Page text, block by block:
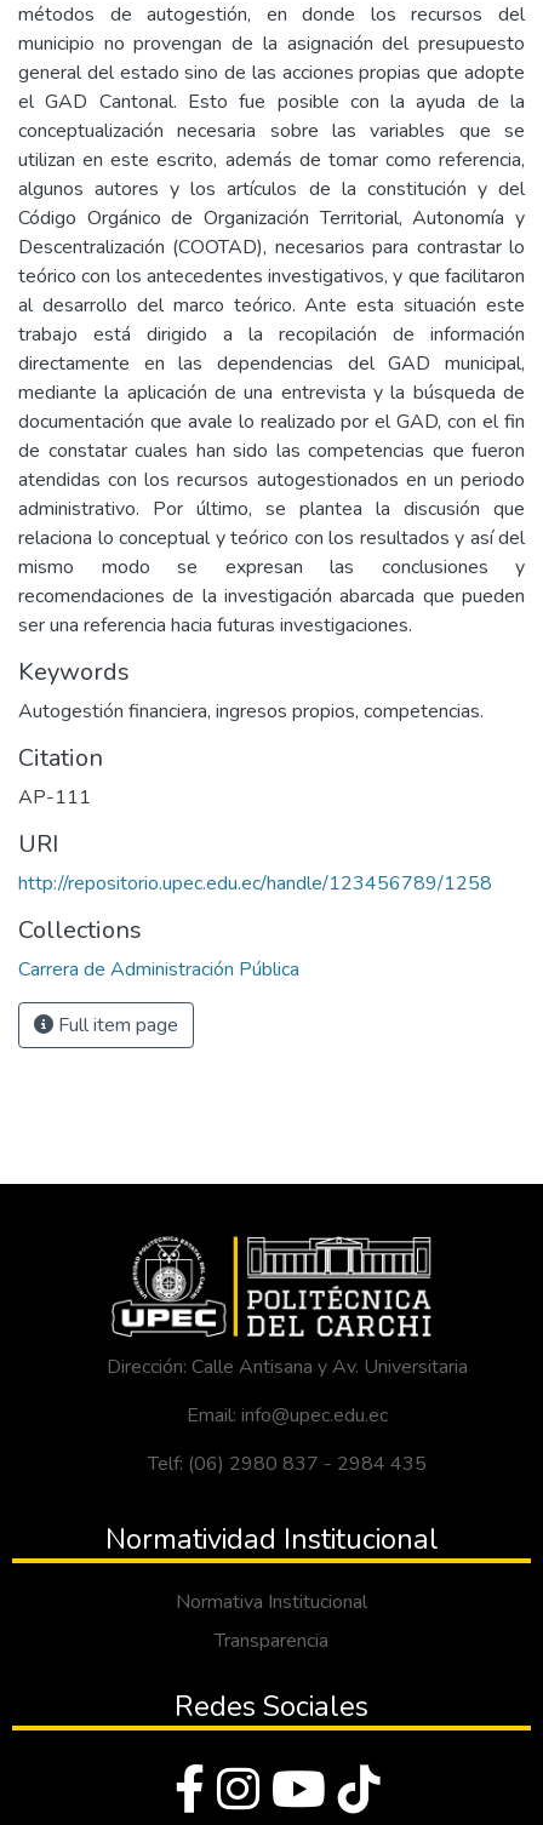
métodos de autogestión, en donde los recursos del
municipio no provengan de la asignación del presupuesto
general del estado sino de las acciones propias que adopte
el GAD Cantonal. Esto fue posible con la ayuda de la
conceptualización necesaria sobre las variables que se
utilizan en este escrito, además de tomar como referencia,
algunos autores y los artículos de la constitución y del
Código Orgánico de Organización Territorial, Autonomía y
Descentralización (COOTAD), necesarios para contrastar lo
teórico con los antecedentes investigativos, y que facilitaron
al desarrollo del marco teórico. Ante esta situación este
trabajo está dirigido a la recopilación de información
directamente en las dependencias del GAD municipal,
mediante la aplicación de una entrevista y la búsqueda de
documentación que avale lo realizado por el GAD, con el fin
de constatar cuales han sido las competencias que fueron
atendidas con los recursos autogestionados en un periodo
administrativo. Por último, se plantea la discusión que
relaciona lo conceptual y teórico con los resultados y así del
mismo modo se expresan las conclusiones y
recomendaciones de la investigación abarcada que pueden
ser una referencia hacia futuras investigaciones.
Keywords
Autogestión financiera, ingresos propios, competencias.
Citation
AP-111
URI
http://repositorio.upec.edu.ec/handle/123456789/1258
Collections
Carrera de Administración Pública
Full item page
Dirección: Calle Antisana y Av. Universitaria
Email: info@upec.edu.ec
Telf: (06) 2980 837 - 2984 435
Normatividad Institucional
Normativa Institucional
Transparencia
Redes Sociales